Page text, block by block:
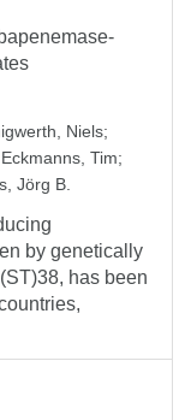
Niels;
Eckmanns, Tim;
Jörg B.
by genetically
has been